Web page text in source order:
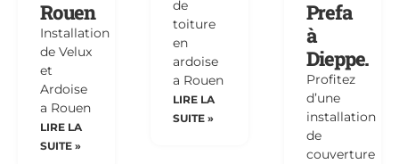
Rouen
Installation
de Velux
et
Ardoise
a Rouen
LIRE LA
SUITE »
de
toiture
en
ardoise
a Rouen
LIRE LA
SUITE »
Prefa
à
Dieppe.
Profitez
d’une
installation
de
couverture